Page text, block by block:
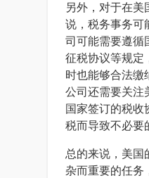
另外，对于在美
说，税务事务可
司可能需要遵循
征税协议等规定
时也能够合法缴
公司还需要关注
国家签订的税收
税而导致不必要
总的来说，美国
杂而重要的任务